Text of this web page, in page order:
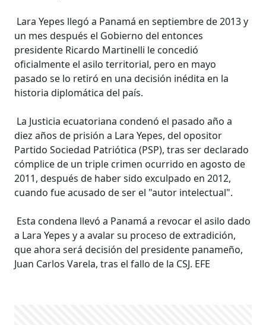
Lara Yepes llegó a Panamá en septiembre de 2013 y
un mes después el Gobierno del entonces
presidente Ricardo Martinelli le concedió
oficialmente el asilo territorial, pero en mayo
pasado se lo retiró en una decisión inédita en la
historia diplomática del país.
La Justicia ecuatoriana condenó el pasado año a
diez años de prisión a Lara Yepes, del opositor
Partido Sociedad Patriótica (PSP), tras ser declarado
cómplice de un triple crimen ocurrido en agosto de
2011, después de haber sido exculpado en 2012,
cuando fue acusado de ser el "autor intelectual".
Esta condena llevó a Panamá a revocar el asilo dado
a Lara Yepes y a avalar su proceso de extradición,
que ahora será decisión del presidente panameño,
Juan Carlos Varela, tras el fallo de la CSJ. EFE